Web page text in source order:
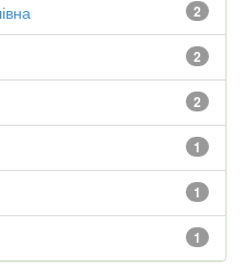
2
2
2
1
1
1